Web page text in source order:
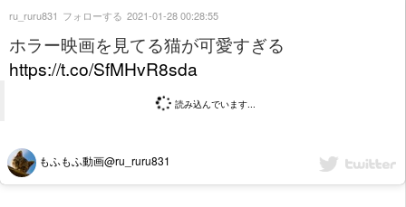
ホラー映画を見てる猫が可愛すぎる
https://t.co/SfMHvR8sda
読み込んでいます...
もふもふ動画@ru_ruru831
ru_ruru831 フォローする 2021-01-28 00:28:55